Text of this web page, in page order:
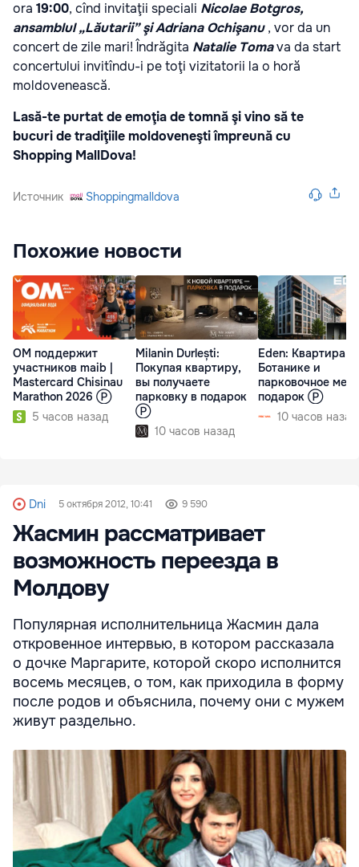
ora 19:00, cînd invitaţii speciali Nicolae Botgros,
ansamblul „Lăutarii” şi Adriana Ochişanu, vor da un
concert de zile mari! Îndrăgita Natalie Tomava da start
concertului invitîndu-i pe toţi vizitatorii la o horă
moldovenească.
Lasă-te purtat de emoţia de tomnă şi vino să te
bucuri de tradiţiile moldoveneşti împreună cu
Shopping MallDova!
Источник Shoppingmalldova
Похожие новости
ОМ поддержит
участников maib |
Mastercard Chisinau
Marathon 2026 Ⓟ
5 часов назад
Milanin Durlești:
Покупая квартиру,
вы получаете
парковку в подарок
Ⓟ
10 часов назад
Eden: Квартира
Ботанике и
парковочное
подарок Ⓟ
10 часов назад
Dni 5 октября 2012, 10:41 9 590
Жасмин рассматривает
возможность переезда в
Молдову
Популярная исполнительница Жасмин дала
откровенное интервью, в котором рассказала
о дочке Маргарите, которой скоро исполнится
восемь месяцев, о том, как приходила в форму
после родов и объяснила, почему они с мужем
живут раздельно.